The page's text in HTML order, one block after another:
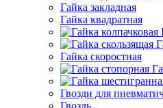
Гайка закладная
Гайка квадратная
Гайка скоростная
Гвозди для
Гвоздь